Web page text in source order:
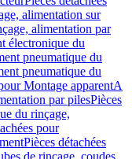
alimentation sur
alimentation par
électronique du
pneumatique du
pneumatique du
Montage apparentA
par pilesPièces
du rinçage,
pour
Pièces détachées
de rinçage, coudes